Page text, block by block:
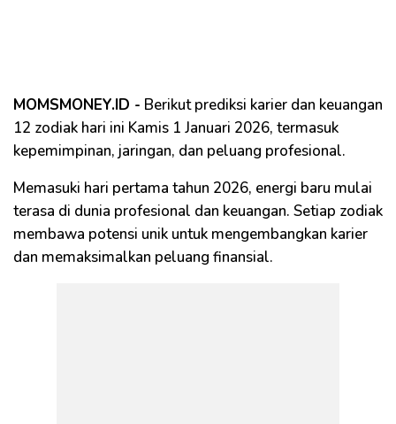
MOMSMONEY.ID - Berikut prediksi karier dan keuangan
12 zodiak hari ini Kamis 1 Januari 2026, termasuk
kepemimpinan, jaringan, dan peluang profesional.
Memasuki hari pertama tahun 2026, energi baru mulai
terasa di dunia profesional dan keuangan. Setiap zodiak
membawa potensi unik untuk mengembangkan karier
dan memaksimalkan peluang finansial.